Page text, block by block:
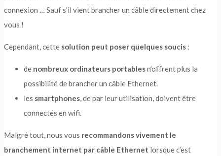
connexion … Sauf s’il vient brancher un câble directement chez
vous !
Cependant, cette solution peut poser quelques soucis :
de nombreux ordinateurs portablesn’offrent plus la
possibilité de brancher un câble Ethernet.
les smartphones, de par leur utilisation, doivent être
connectés en wifi.
Malgré tout, nous vous recommandons vivement le
branchement internet par câble Ethernet lorsque c’est